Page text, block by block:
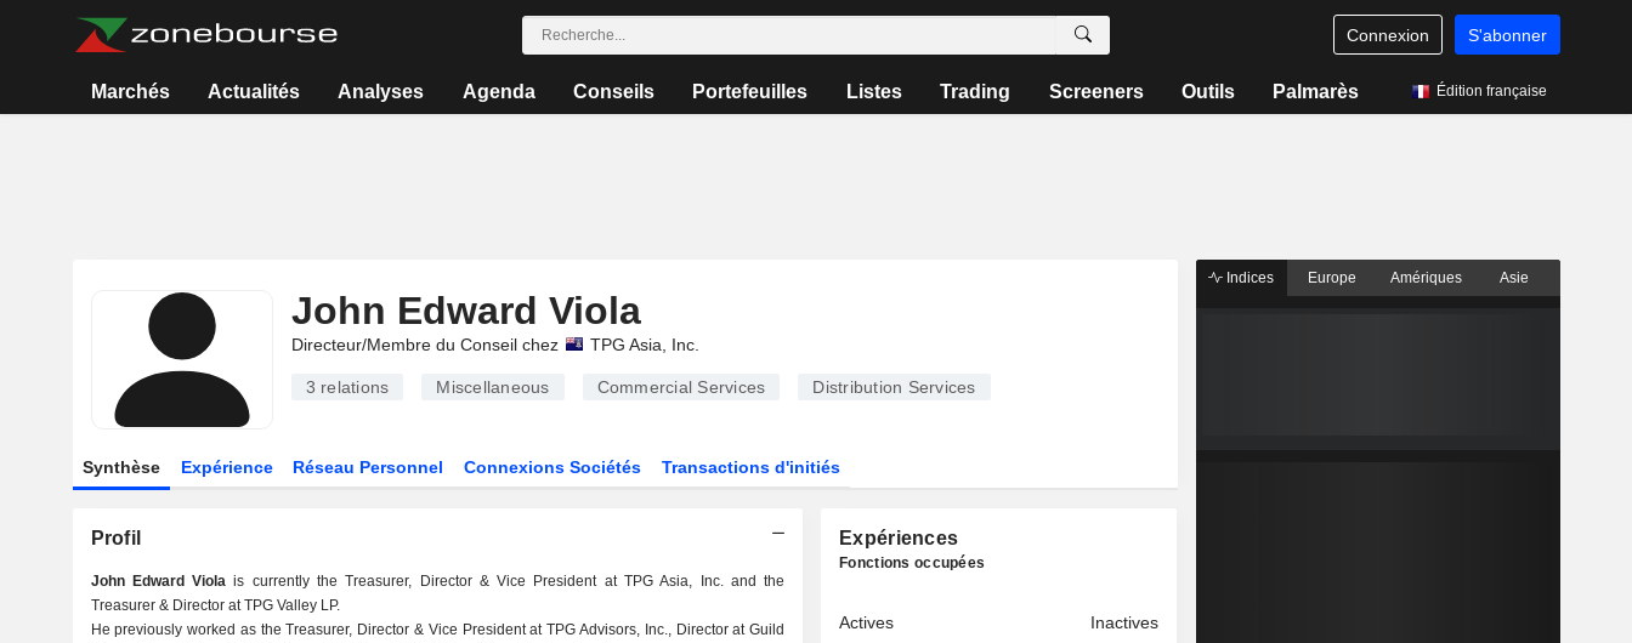
Connexion S'abonner
Marchés Actualités Analyses Agenda Conseils Portefeuilles Listes Trading Screeners Outils Palmarès Édition française
John Edward Viola
Directeur/Membre du Conseil chez TPG Asia, Inc.
3 relations Miscellaneous Commercial Services Distribution Services
Synthèse Expérience Réseau Personnel Connexions Sociétés Transactions d'initiés
Profil
John Edward Viola is currently the Treasurer, Director & Vice President at TPG Asia, Inc. and the
Treasurer & Director at TPG Valley LP.
He previously worked as the Treasurer, Director & Vice President at TPG Advisors, Inc., Director at Guild
Expériences
Fonctions occupées
Actives Inactives
Indices Europe Amériques Asie